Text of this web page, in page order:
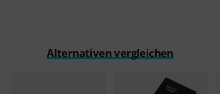
Alternativen vergleichen